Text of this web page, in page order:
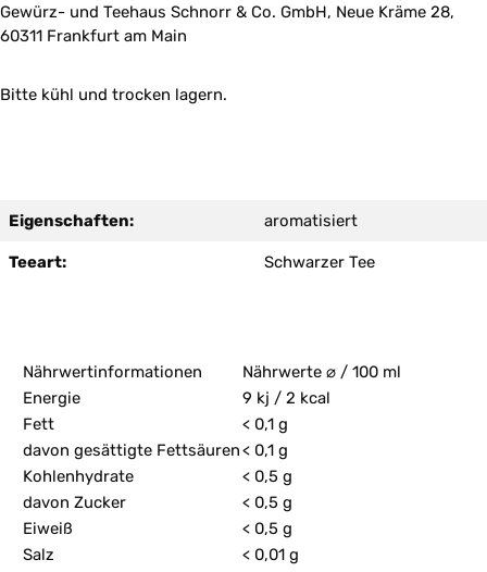
Gewürz- und Teehaus Schnorr & Co. GmbH, Neue Kräme 28,
60311 Frankfurt am Main
Bitte kühl und trocken lagern.
Eigenschaften: aromatisiert
Teeart: Schwarzer Tee
Nährwertinformationen
Nährwerte ⌀ / 100 ml
Energie
9 kj / 2 kcal
Fett
< 0,1 g
davon gesättigte Fettsäuren< 0,1 g
Kohlenhydrate
< 0,5 g
davon Zucker
< 0,5 g
Eiweiß
< 0,5 g
Salz
< 0,01 g